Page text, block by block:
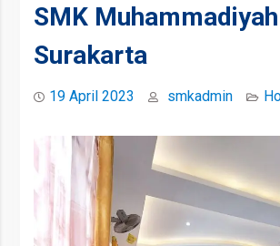
SMK
Surakarta
19 April 2023 smkadmin